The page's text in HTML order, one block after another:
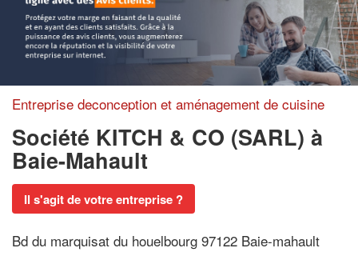
Entreprise deconception et aménagement de cuisine
Société KITCH & CO (SARL) à
Baie-Mahault
Il s'agit de votre entreprise ?
Bd du marquisat du houelbourg 97122 Baie-mahault